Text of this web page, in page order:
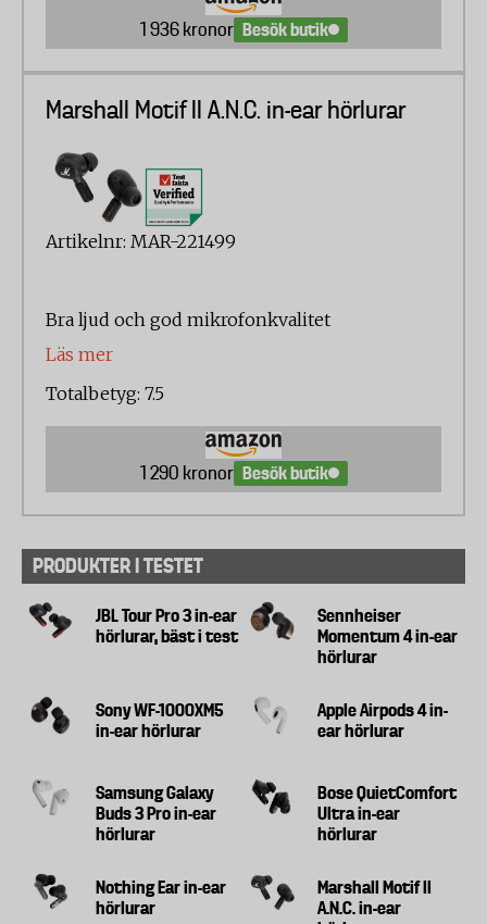
1 936 kronor Besök butik
Marshall Motif II A.N.C. in-ear hörlurar
Artikelnr: MAR-221499
Bra ljud och god mikrofonkvalitet
Läs mer
Totalbetyg: 7.5
1 290 kronor Besök butik
PRODUKTER I TESTET
JBL Tour Pro 3 in-ear
hörlurar, bäst i test
Sennheiser
Momentum 4 in-ear
hörlurar
Sony WF-1000XM5
in-ear hörlurar
Apple Airpods 4 in-
ear hörlurar
Samsung Galaxy
Buds 3 Pro in-ear
hörlurar
Bose QuietComfort
Ultra in-ear
hörlurar
Nothing Ear in-ear
hörlurar
Marshall Motif II
A.N.C. in-ear